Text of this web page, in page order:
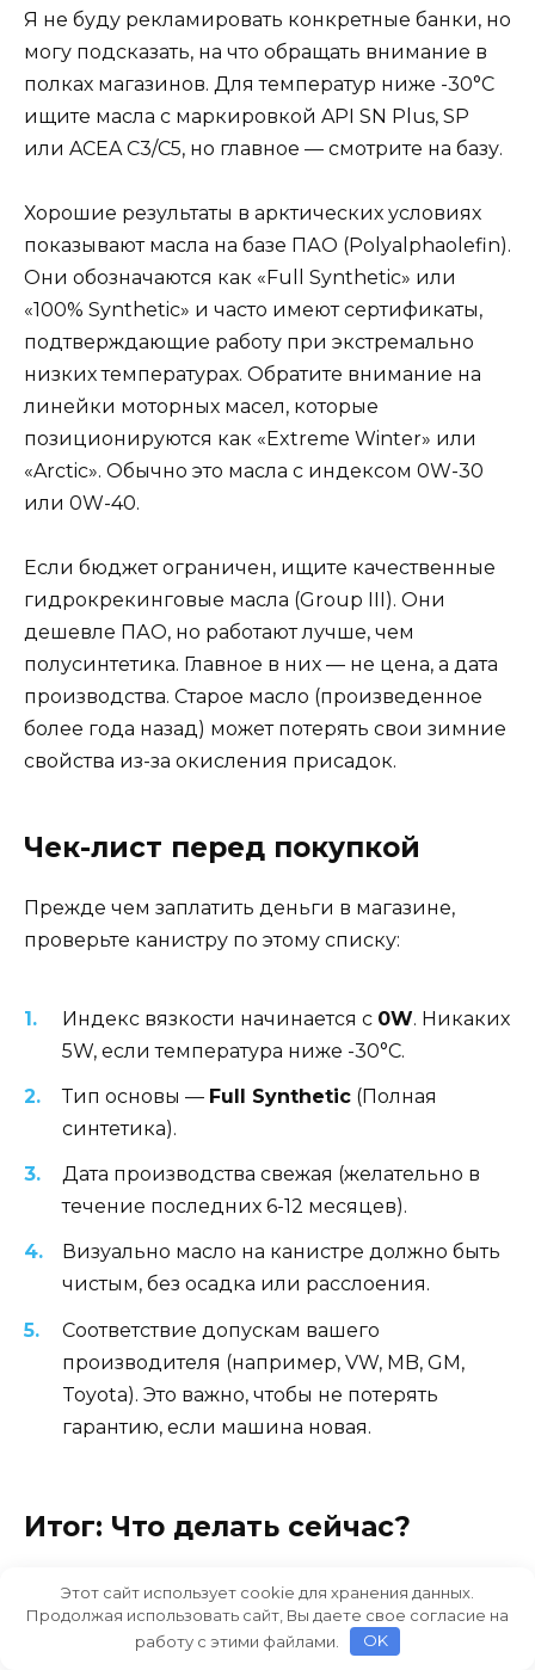
Я не буду рекламировать конкретные банки, но
могу подсказать, на что обращать внимание в
полках магазинов. Для температур ниже -30°C
ищите масла с маркировкой API SN Plus, SP
или ACEA C3/C5, но главное — смотрите на базу.
Хорошие результаты в арктических условиях
показывают масла на базе ПАО (Polyalphaolefin).
Они обозначаются как «Full Synthetic» или
«100% Synthetic» и часто имеют сертификаты,
подтверждающие работу при экстремально
низких температурах. Обратите внимание на
линейки моторных масел, которые
позиционируются как «Extreme Winter» или
«Arctic». Обычно это масла с индексом 0W-30
или 0W-40.
Если бюджет ограничен, ищите качественные
гидрокрекинговые масла (Group III). Они
дешевле ПАО, но работают лучше, чем
полусинтетика. Главное в них — не цена, а дата
производства. Старое масло (произведенное
более года назад) может потерять свои зимние
свойства из-за окисления присадок.
Чек-лист перед покупкой
Прежде чем заплатить деньги в магазине,
проверьте канистру по этому списку:
Индекс вязкости начинается с 0W. Никаких
5W, если температура ниже -30°C.
Тип основы — Full Synthetic (Полная
синтетика).
Дата производства свежая (желательно в
течение последних 6-12 месяцев).
Визуально масло на канистре должно быть
чистым, без осадка или расслоения.
Соответствие допускам вашего
производителя (например, VW, MB, GM,
Toyota). Это важно, чтобы не потерять
гарантию, если машина новая.
Итог: Что делать сейчас?
Если вы живете в условиях, где термометр
регулярно показывает -30°C и ниже, ваша
стратегия должна быть следующей:
Этот сайт использует cookie для хранения данных.
Продолжая использовать сайт, Вы даете свое согласие на
работу с этими файлами.
OK